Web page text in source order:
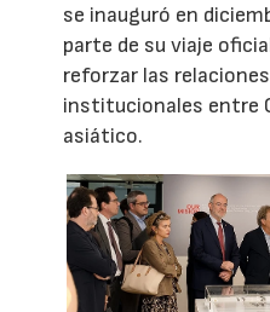
se inauguró en
parte de su viaje
reforzar las
institucionales entre
asiático.